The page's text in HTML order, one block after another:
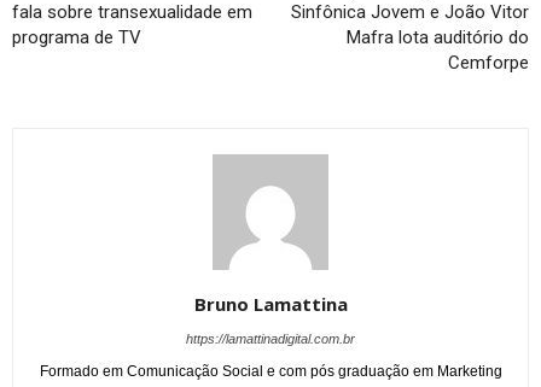
fala sobre transexualidade em
programa de TV
Sinfônica Jovem e João Vitor
Mafra lota auditório do
Cemforpe
Bruno Lamattina
https://lamattinadigital.com.br
Formado em Comunicação Social e com pós graduação em Marketing